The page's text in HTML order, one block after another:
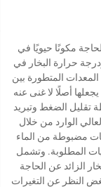
مكونًا حيويًا في
حرارة البخار في
المتطورة بين
أصلًا لا غنى عنه
تقليل الضغط وتبريد
الوارد من خلال
مضبوطة من الماء
المطلوبة. وتشمل
الزائد عن الحاجة
النظر عن التغيرات